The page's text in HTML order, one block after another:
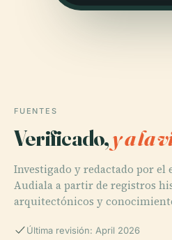
FUENTES
Verificado,y a la
Investigado y redactado por el
Audiala a partir de registros
arquitectónicos y
Última revisión: April 2026